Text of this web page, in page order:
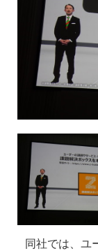
同社では、ユ